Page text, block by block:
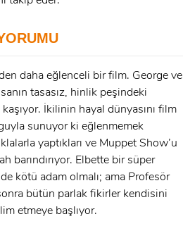
daha eğlenceli bir film. George ve
tasasız, hinlik peşindeki
İkilinin hayal dünyasını film
sunuyor ki eğlenmemek
yaptıkları ve Muppet Show’u
barındırıyor. Elbette bir süper
kötü adam olmalı; ama Profesör
bütün parlak fikirler kendisini
etmeye başlıyor.